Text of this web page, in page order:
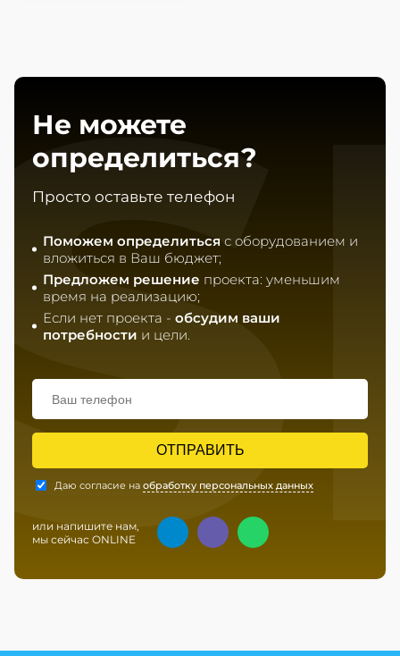
Не можете
определиться?
Просто оставьте телефон
Поможем определиться с оборудованием и
вложиться в Ваш бюджет;
Предложем решение проекта: уменьшим
время на реализацию;
Если нет проекта - обсудим ваши
потребности и цели.
ОТПРАВИТЬ
Даю согласие на обработку персональных данных
или напишите нам,
мы сейчас ONLINE